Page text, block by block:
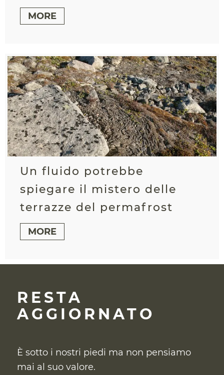
MORE
Un fluido potrebbe
spiegare il mistero delle
terrazze del permafrost
MORE
RESTA
AGGIORNATO
È sotto i nostri piedi ma non pensiamo
mai al suo valore.